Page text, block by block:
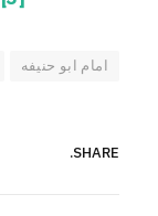
امام ابو حنیفه
SHARE.